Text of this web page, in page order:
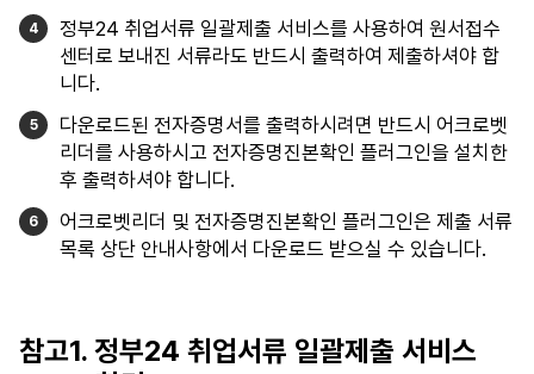
정부24 취업서류 일괄제출 서비스를 사용하여 원서접수
센터로 보내진 서류라도 반드시 출력하여 제출하셔야 합
니다.
다운로드된 전자증명서를 출력하시려면 반드시 어크로벳
리더를 사용하시고 전자증명진본확인 플러그인을 설치한
후 출력하셔야 합니다.
어크로벳리더 및 전자증명진본확인 플러그인은 제출 서류
목록 상단 안내사항에서 다운로드 받으실 수 있습니다.
참고1. 정부24 취업서류 일괄제출 서비스